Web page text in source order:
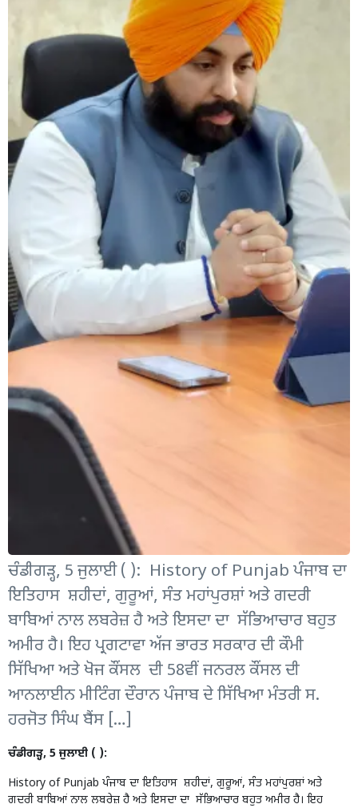
ਚੰਡੀਗੜ੍ਹ, 5 ਜੁਲਾਈ ( ): History of Punjab ਪੰਜਾਬ ਦਾ
ਇਤਿਹਾਸ ਸ਼ਹੀਦਾਂ, ਗੁਰੂਆਂ, ਸੰਤ ਮਹਾਂਪੁਰਸ਼ਾਂ ਅਤੇ ਗਦਰੀ
ਬਾਬਿਆਂ ਨਾਲ ਲਬਰੇਜ਼ ਹੈ ਅਤੇ ਇਸਦਾ ਦਾ ਸੱਭਿਆਚਾਰ ਬਹੁਤ
ਅਮੀਰ ਹੈ। ਇਹ ਪ੍ਰਗਟਾਵਾ ਅੱਜ ਭਾਰਤ ਸਰਕਾਰ ਦੀ ਕੌਮੀ
ਸਿੱਖਿਆ ਅਤੇ ਖੋਜ ਕੌਂਸਲ ਦੀ 58ਵੀਂ ਜਨਰਲ ਕੌਂਸਲ ਦੀ
ਆਨਲਾਈਨ ਮੀਟਿੰਗ ਦੌਰਾਨ ਪੰਜਾਬ ਦੇ ਸਿੱਖਿਆ ਮੰਤਰੀ ਸ.
ਹਰਜੋਤ ਸਿੰਘ ਬੈਂਸ […]
ਚੰਡੀਗੜ੍ਹ, 5 ਜੁਲਾਈ ( ):
History of Punjab ਪੰਜਾਬ ਦਾ ਇਤਿਹਾਸ ਸ਼ਹੀਦਾਂ, ਗੁਰੂਆਂ, ਸੰਤ ਮਹਾਂਪੁਰਸ਼ਾਂ ਅਤੇ
ਗਦਰੀ ਬਾਬਿਆਂ ਨਾਲ ਲਬਰੇਜ਼ ਹੈ ਅਤੇ ਇਸਦਾ ਦਾ ਸੱਭਿਆਚਾਰ ਬਹੁਤ ਅਮੀਰ ਹੈ। ਇਹ